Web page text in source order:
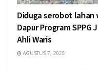
Diduga serobot
Dapur Program
Ahli Waris
AGUSTUS 7, 2026